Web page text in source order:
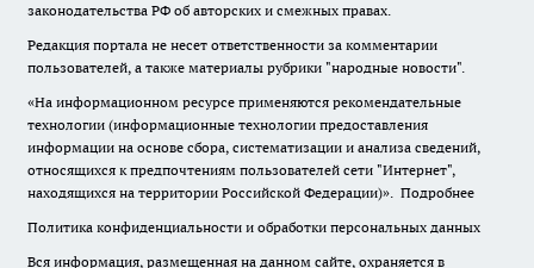
законодательства РФ об авторских и смежных правах.
Редакция портала не несет ответственности за комментарии
пользователей, а также материалы рубрики "народные новости".
«На информационном ресурсе применяются рекомендательные
технологии (информационные технологии предоставления
информации на основе сбора, систематизации и анализа сведений,
относящихся к предпочтениям пользователей сети "Интернет",
находящихся на территории Российской Федерации)». Подробнее
Политика конфиденциальности и обработки персональных данных
Вся информация, размещенная на данном сайте, охраняется в